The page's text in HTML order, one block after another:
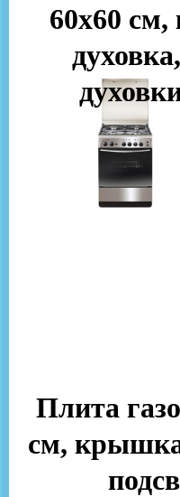
60х60
Плита
см, крышка